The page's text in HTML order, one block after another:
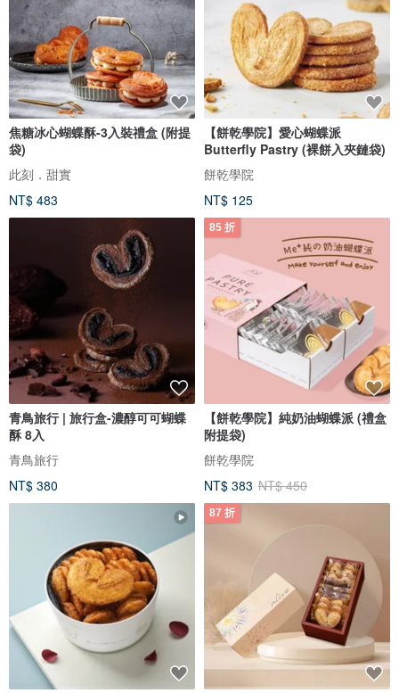
焦糖冰心蝴蝶酥-3入裝禮盒 (附提
袋)
此刻．甜實
NT$ 483
【餅乾學院】愛心蝴蝶派
Butterfly Pastry (裸餅入夾鏈袋)
餅乾學院
NT$ 125
青鳥旅行 | 旅行盒-濃醇可可蝴蝶
酥 8入
青鳥旅行
NT$ 380
85 折
【餅乾學院】純奶油蝴蝶派 (禮盒
附提袋)
餅乾學院
NT$ 383 NT$ 450
87 折